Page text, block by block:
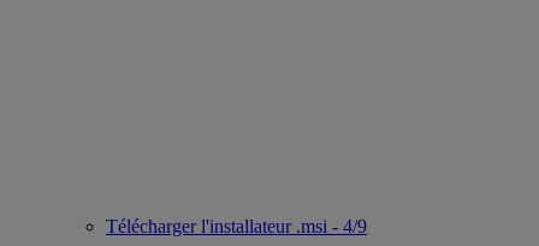
Télécharger l'installateur .msi - 4/9